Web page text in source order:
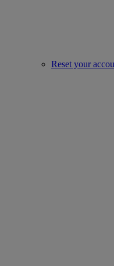
Reset your